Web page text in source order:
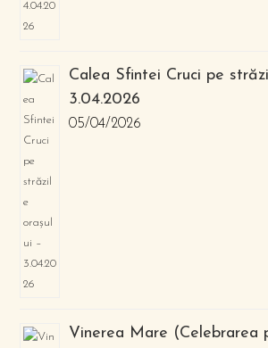
Calea Sfintei Cruci pe
3.04.2026
05/04/2026
Vinerea Mare (Celebrarea